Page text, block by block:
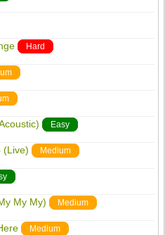
Hard
Easy
(Live) Medium
My My) Medium
Medium